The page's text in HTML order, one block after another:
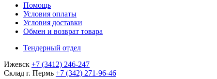
Помощь
Условия оплаты
Условия доставки
Обмен и возврат товара
Тендерный отдел
Ижевск +7 (3412) 246-247
Склад г. Пермь +7 (342) 271-96-46